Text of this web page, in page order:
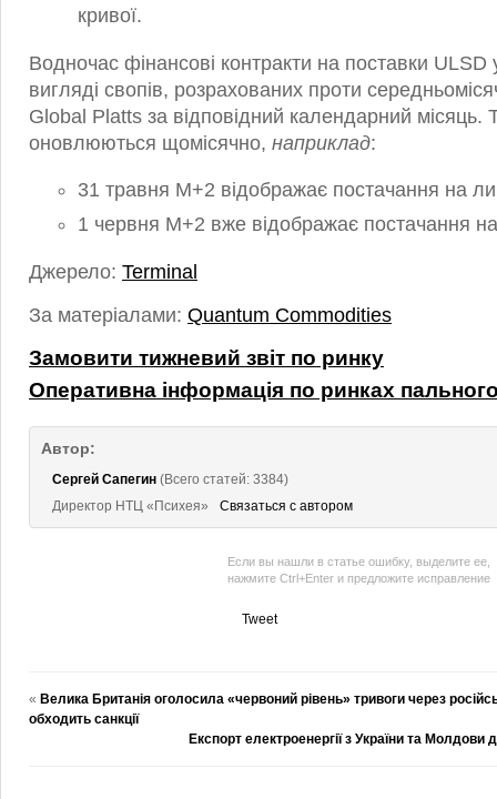
кривої.
Водночас фінансові контракти на поставки
вигляді свопів, розрахованих проти
Global Platts за відповідний календарний місяць.
оновлюються щомісячно, наприклад:
31 травня M+2 відображає постачання на
1 червня M+2 вже відображає постачання
Джерело: Terminal
За матеріалами: Quantum Commodities
Замовити тижневий звіт по ринку
Оперативна інформація по ринках
Автор:
Сергей Сапегин (Всего статей: 3384)
Директор НТЦ «Психея»
Связаться с автором
Если вы нашли в статье ошибку, выделите ее,
нажмите Ctrl+Enter и предложите исправление
Tweet
« Велика Британія оголосила «червоний рівень» тривоги через
обходить санкції
Експорт електроенергії з України та